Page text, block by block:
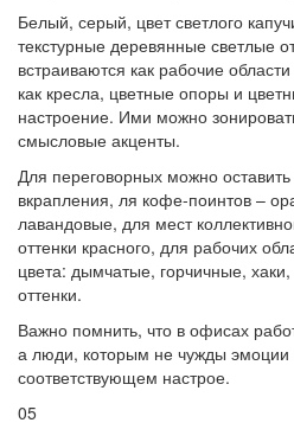
Белый, серый, цвет светлого
текстурные деревянные светлые
встраиваются как рабочие
как кресла, цветные опоры и
настроение. Ими можно
смысловые акценты.
Для переговорных можно
вкрапления, ля кофе-поинтов –
лавандовые, для мест
оттенки красного, для рабочих
цвета: дымчатые, горчичные,
оттенки.
Важно помнить, что в офисах
а люди, которым не чужды эмоции
соответствующем настрое.
05